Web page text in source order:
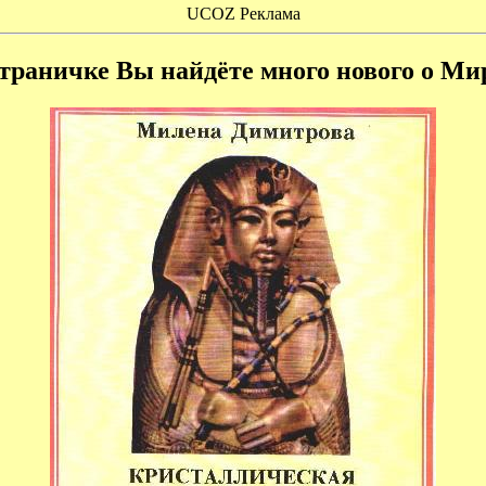
UCOZ Реклама
Вы найдёте много нового о